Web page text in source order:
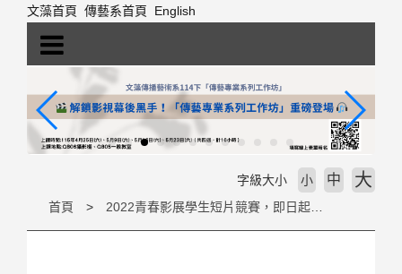
文藻首頁 傳藝系首頁 English
首頁
字級大小 小 中 大